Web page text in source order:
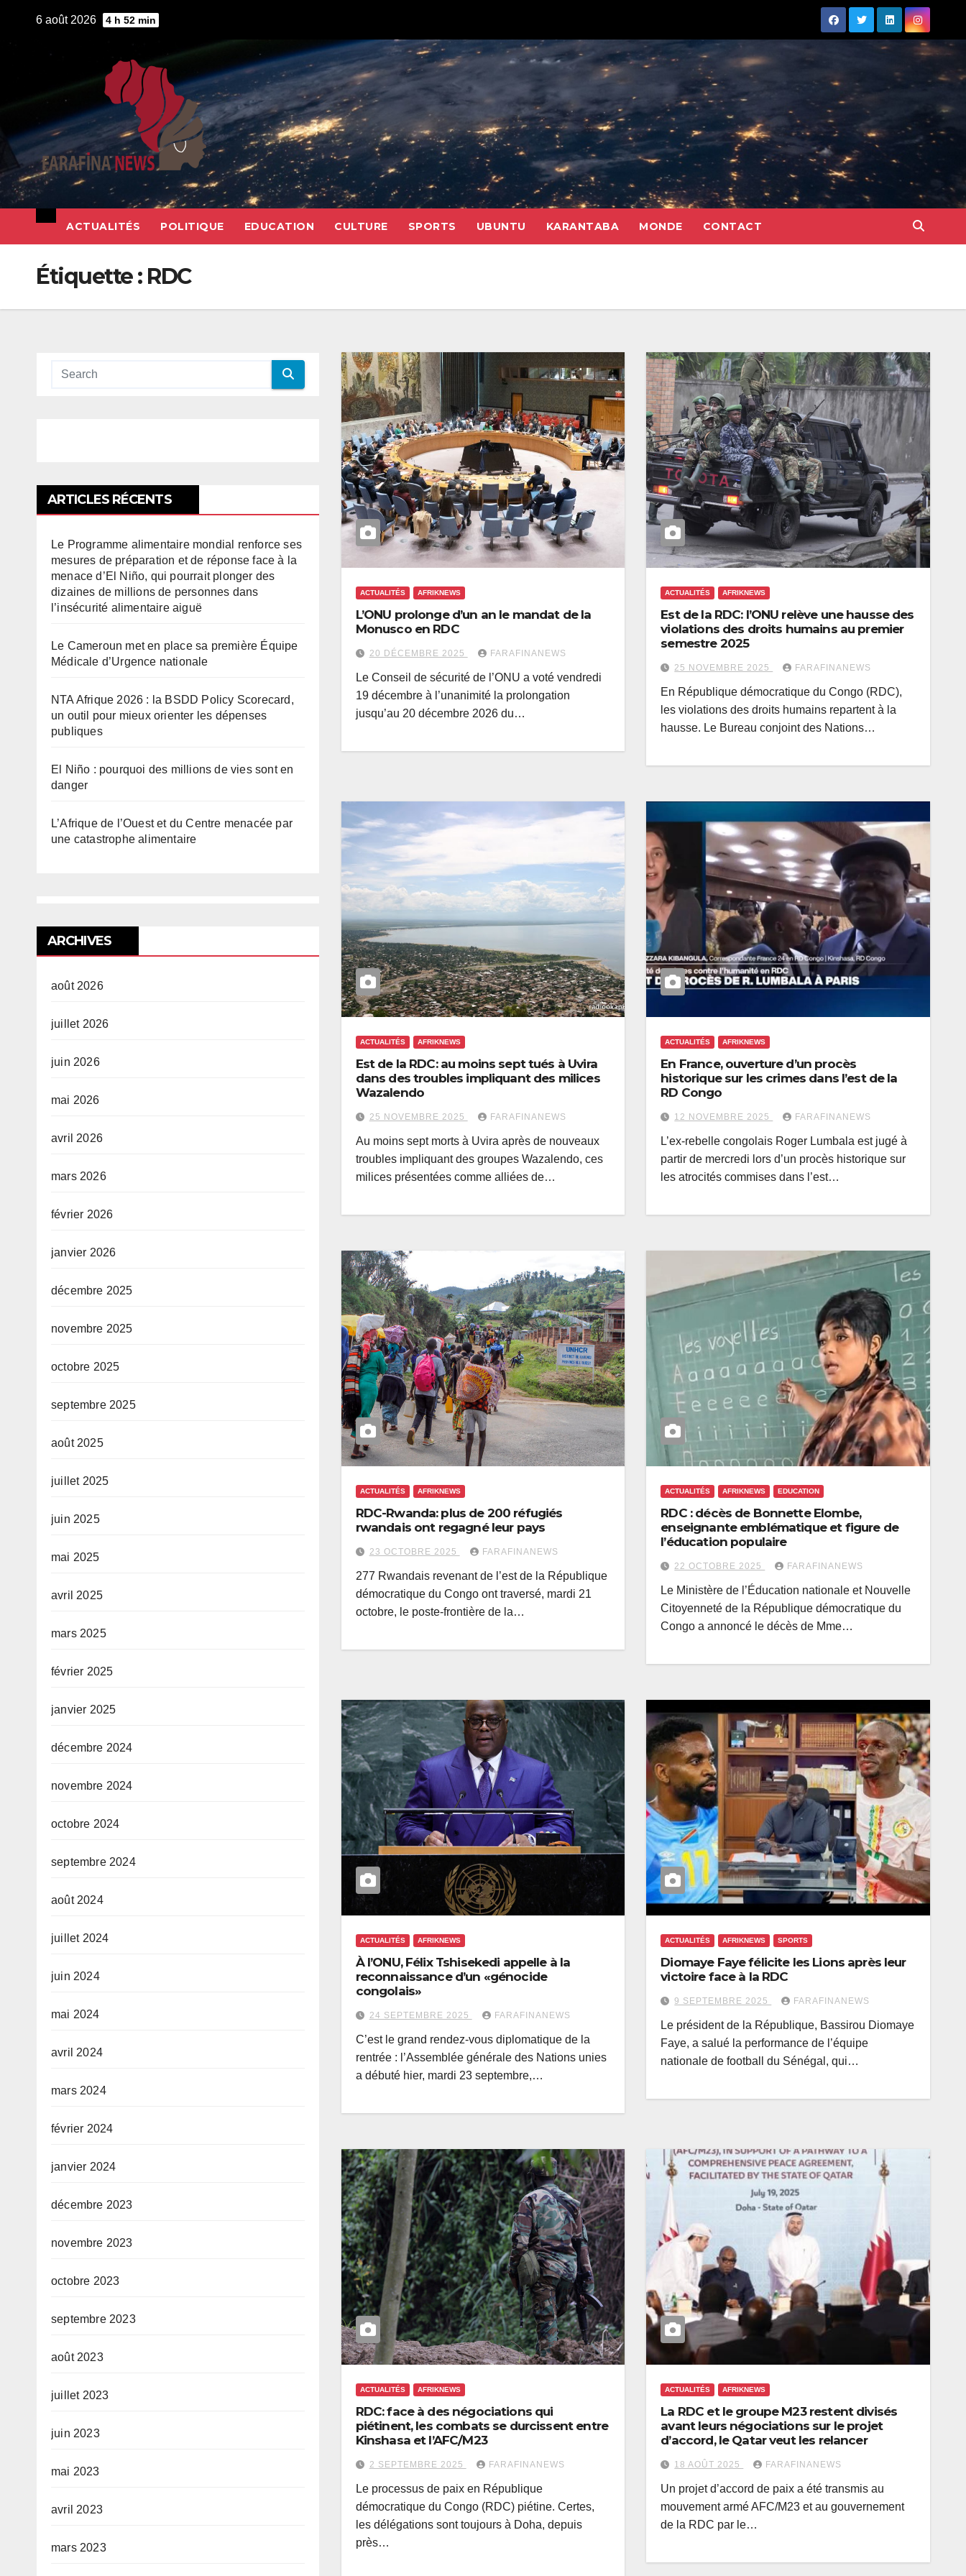
6 août 2026 4 h 52 min
ACTUALITÉS POLITIQUE EDUCATION CULTURE SPORTS UBUNTU KARANTABA MONDE CONTACT
Étiquette : RDC
ARTICLES RÉCENTS
Le Programme alimentaire mondial renforce ses
mesures de préparation et de réponse face à la
menace d’El Niño, qui pourrait plonger des
dizaines de millions de personnes dans
l’insécurité alimentaire aiguë
Le Cameroun met en place sa première Équipe
Médicale d’Urgence nationale
NTA Afrique 2026 : la BSDD Policy Scorecard,
un outil pour mieux orienter les dépenses
publiques
El Niño : pourquoi des millions de vies sont en
danger
L’Afrique de l’Ouest et du Centre menacée par
une catastrophe alimentaire
ARCHIVES
août 2026
juillet 2026
juin 2026
mai 2026
avril 2026
mars 2026
février 2026
janvier 2026
décembre 2025
novembre 2025
octobre 2025
septembre 2025
août 2025
juillet 2025
juin 2025
mai 2025
avril 2025
mars 2025
février 2025
janvier 2025
décembre 2024
novembre 2024
octobre 2024
septembre 2024
août 2024
juillet 2024
juin 2024
mai 2024
avril 2024
mars 2024
février 2024
janvier 2024
décembre 2023
novembre 2023
octobre 2023
septembre 2023
août 2023
juillet 2023
juin 2023
mai 2023
avril 2023
mars 2023
ACTUALITÉS AFRIKNEWS
L’ONU prolonge d’un an le mandat de la
Monusco en RDC
20 DÉCEMBRE 2025 FARAFINANEWS
Le Conseil de sécurité de l’ONU a voté vendredi
19 décembre à l’unanimité la prolongation
jusqu’au 20 décembre 2026 du…
ACTUALITÉS AFRIKNEWS
Est de la RDC: l’ONU relève une hausse des
violations des droits humains au premier
semestre 2025
25 NOVEMBRE 2025 FARAFINANEWS
En République démocratique du Congo (RDC),
les violations des droits humains repartent à la
hausse. Le Bureau conjoint des Nations…
ACTUALITÉS AFRIKNEWS
Est de la RDC: au moins sept tués à Uvira
dans des troubles impliquant des milices
Wazalendo
25 NOVEMBRE 2025 FARAFINANEWS
Au moins sept morts à Uvira après de nouveaux
troubles impliquant des groupes Wazalendo, ces
milices présentées comme alliées de…
ACTUALITÉS AFRIKNEWS
En France, ouverture d’un procès
historique sur les crimes dans l’est de la
RD Congo
12 NOVEMBRE 2025 FARAFINANEWS
L’ex-rebelle congolais Roger Lumbala est jugé à
partir de mercredi lors d’un procès historique sur
les atrocités commises dans l’est…
ACTUALITÉS AFRIKNEWS
RDC-Rwanda: plus de 200 réfugiés
rwandais ont regagné leur pays
23 OCTOBRE 2025 FARAFINANEWS
277 Rwandais revenant de l’est de la République
démocratique du Congo ont traversé, mardi 21
octobre, le poste-frontière de la…
ACTUALITÉS AFRIKNEWS EDUCATION
RDC : décès de Bonnette Elombe,
enseignante emblématique et figure de
l’éducation populaire
22 OCTOBRE 2025 FARAFINANEWS
Le Ministère de l’Éducation nationale et Nouvelle
Citoyenneté de la République démocratique du
Congo a annoncé le décès de Mme…
ACTUALITÉS AFRIKNEWS
À l’ONU, Félix Tshisekedi appelle à la
reconnaissance d’un «génocide
congolais»
24 SEPTEMBRE 2025 FARAFINANEWS
C’est le grand rendez-vous diplomatique de la
rentrée : l’Assemblée générale des Nations unies
a débuté hier, mardi 23 septembre,…
ACTUALITÉS AFRIKNEWS SPORTS
Diomaye Faye félicite les Lions après leur
victoire face à la RDC
9 SEPTEMBRE 2025 FARAFINANEWS
Le président de la République, Bassirou Diomaye
Faye, a salué la performance de l’équipe
nationale de football du Sénégal, qui…
ACTUALITÉS AFRIKNEWS
RDC: face à des négociations qui
piétinent, les combats se durcissent entre
Kinshasa et l’AFC/M23
2 SEPTEMBRE 2025 FARAFINANEWS
Le processus de paix en République
démocratique du Congo (RDC) piétine. Certes,
les délégations sont toujours à Doha, depuis
près…
ACTUALITÉS AFRIKNEWS
La RDC et le groupe M23 restent divisés
avant leurs négociations sur le projet
d’accord, le Qatar veut les relancer
18 AOÛT 2025 FARAFINANEWS
Un projet d’accord de paix a été transmis au
mouvement armé AFC/M23 et au gouvernement
de la RDC par le…